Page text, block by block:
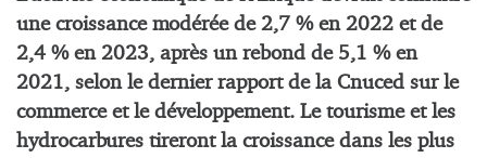
une croissance modérée de 2,7 % en 2022 et de
2,4 % en 2023, après un rebond de 5,1 % en
2021, selon le dernier rapport de la Cnuced sur le
commerce et le développement. Le tourisme et les
hydrocarbures tireront la croissance dans les plus